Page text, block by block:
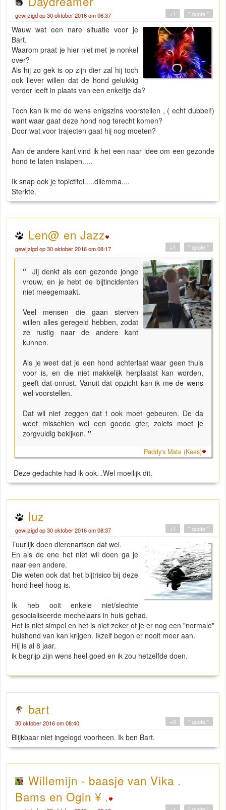
gewijzigd op 30 oktober 2016 om 06:37 " quote "
+1
Wauw wat een nare situatie voor je
Bart.
Waarom praat je hier niet met je nonkel
over?
Als hij zo gek is op zijn dier zal hij toch
ook liever willen dat de hond gelukkig
verder leeft in plaats van een enkeltje da?
Toch kan ik me de wens enigszins voorstellen , ( echt dubbel!)
want waar gaat deze hond nog terecht komen?
Door wat voor trajecten gaat hij nog moeten?
Aan de andere kant vind ik het een naar idee om een gezonde
hond te laten inslapen.....
Ik snap ook je topictitel.....dilemma....
Sterkte.
Len@ en Jazz
gewijzigd op 30 oktober 2016 om 08:17 " quote "
+1
"
Jij denkt als een gezonde jonge
vrouw, en je hebt de bijtincidenten
niet meegemaakt.
Veel mensen die gaan sterven
willen alles geregeld hebben, zodat
ze rustig naar de andere kant
kunnen.
Als je weet dat je een hond achterlaat waar geen thuis
voor is, en die niet makkelijk herplaatst kan worden,
geeft dat onrust. Vanuit dat opzicht kan ik me de wens
wel voorstellen.
Dat wil niet zeggen dat t ook moet gebeuren. De da
weet misschien wel een goede gter, zoiets moet je
zorgvuldig bekijken. "
Paddy's Mate (Kees)
Deze gedachte had ik ook. .Wel moeilijk dit.
luz
gewijzigd op 30 oktober 2016 om 08:37 " quote "
+1
Tuurlijk doen dierenartsen dat wel.
En als de ene het niet wil doen ga je
naar een andere.
Die weten ook dat het bijtrisico bij deze
hond heel hoog is.
Ik heb ooit enkele niet/slechte
gesocialiseerde mechelaars in huis gehad.
Het is niet simpel en het is niet zeker of je er nog een "normale"
huishond van kan krijgen. Ikzelf begon er nooit meer aan.
Hij is al 8 jaar.
ik begrijp zijn wens heel goed en ik zou hetzelfde doen.
bart
30 oktober 2016 om 08:40 " quote "
+0
Blijkbaar niet ingelogd voorheen. Ik ben Bart.
Willemijn - baasje van Vika .
Bams en Ogin ¥ .